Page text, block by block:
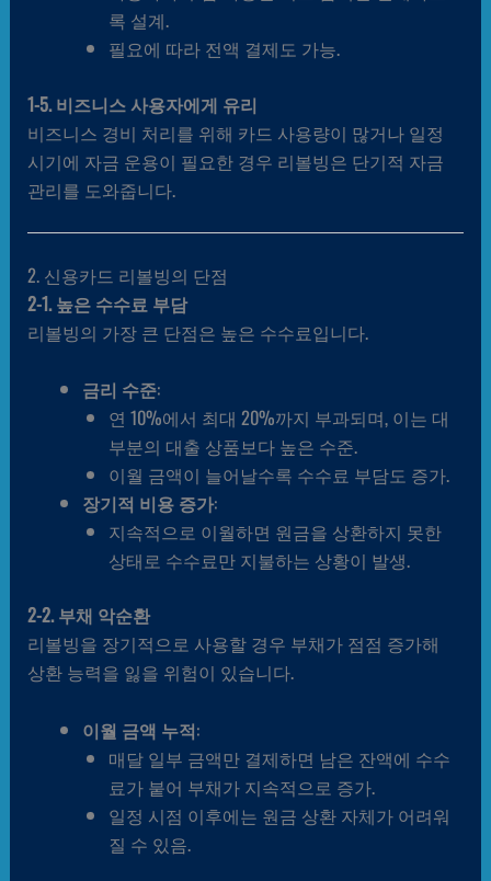
록 설계.
필요에 따라 전액 결제도 가능.
1-5. 비즈니스 사용자에게 유리
비즈니스 경비 처리를 위해 카드 사용량이 많거나 일정
시기에 자금 운용이 필요한 경우 리볼빙은 단기적 자금
관리를 도와줍니다.
2. 신용카드 리볼빙의 단점
2-1. 높은 수수료 부담
리볼빙의 가장 큰 단점은 높은 수수료입니다.
금리 수준:
연 10%에서 최대 20%까지 부과되며, 이는 대
부분의 대출 상품보다 높은 수준.
이월 금액이 늘어날수록 수수료 부담도 증가.
장기적 비용 증가:
지속적으로 이월하면 원금을 상환하지 못한
상태로 수수료만 지불하는 상황이 발생.
2-2. 부채 악순환
리볼빙을 장기적으로 사용할 경우 부채가 점점 증가해
상환 능력을 잃을 위험이 있습니다.
이월 금액 누적:
매달 일부 금액만 결제하면 남은 잔액에 수수
료가 붙어 부채가 지속적으로 증가.
일정 시점 이후에는 원금 상환 자체가 어려워
질 수 있음.